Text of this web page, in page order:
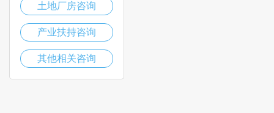
土地厂房咨询
产业扶持咨询
其他相关咨询